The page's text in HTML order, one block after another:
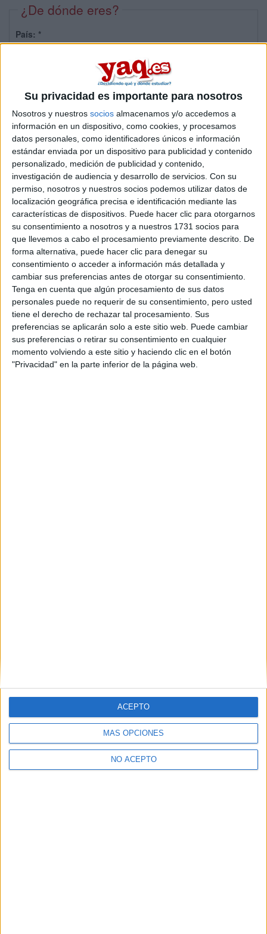
Su privacidad es importante para nosotros
Nosotros y nuestros socios almacenamos y/o accedemos a
información en un dispositivo, como cookies, y procesamos
datos personales, como identificadores únicos e información
estándar enviada por un dispositivo para publicidad y contenido
personalizado, medición de publicidad y contenido,
investigación de audiencia y desarrollo de servicios. Con su
permiso, nosotros y nuestros socios podemos utilizar datos de
localización geográfica precisa e identificación mediante las
características de dispositivos. Puede hacer clic para otorgarnos
su consentimiento a nosotros y a nuestros 1731 socios para
que llevemos a cabo el procesamiento previamente descrito. De
forma alternativa, puede hacer clic para denegar su
consentimiento o acceder a información más detallada y
cambiar sus preferencias antes de otorgar su consentimiento.
Tenga en cuenta que algún procesamiento de sus datos
personales puede no requerir de su consentimiento, pero usted
tiene el derecho de rechazar tal procesamiento. Sus
preferencias se aplicarán solo a este sitio web. Puede cambiar
sus preferencias o retirar su consentimiento en cualquier
momento volviendo a este sitio y haciendo clic en el botón
"Privacidad" en la parte inferior de la página web.
MÁS OPCIONES
NO ACEPTO
ACEPTO
¿De dónde eres?
País: *
Sobre ti
Soy:*
Chico
Chica
¿En qué año terminas (o terminaste) bachillerato o FP?
Soy estudiante de:*
Términos y Condiciones de Uso
Aceptolos Términos y Condicionesde uso*
Y como regalo de agradecimiento, por registrarte te daremos
gratis una copia de nuestro ebook con 100 consejos para tu
primer año de universidad